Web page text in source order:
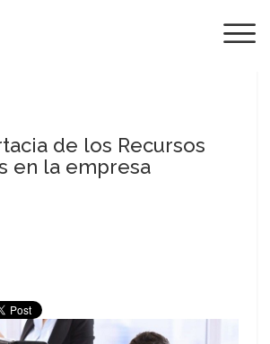
de los Recursos
en la empresa